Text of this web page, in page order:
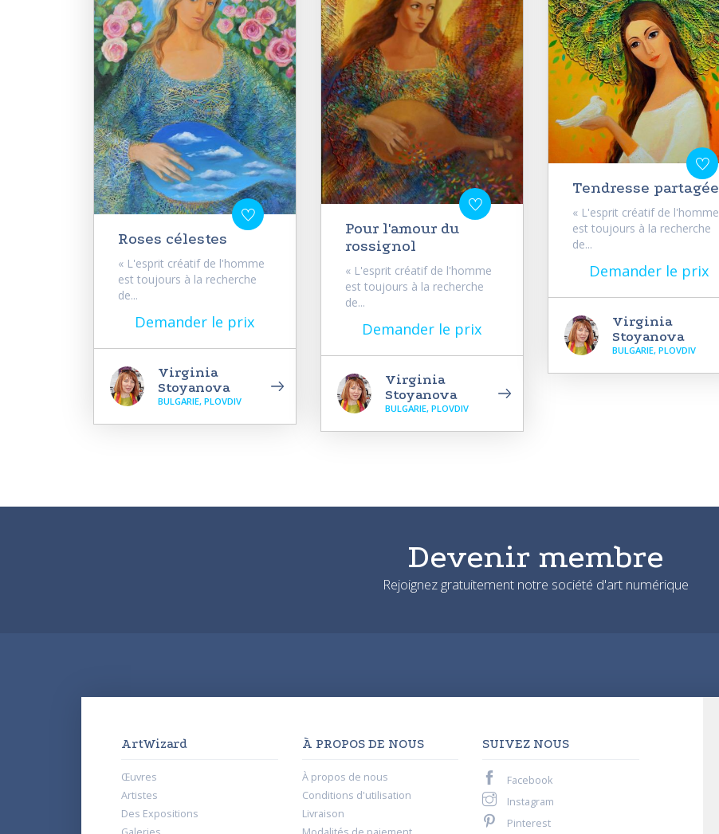
Roses célestes
« L'esprit créatif de l'homme
est toujours à la recherche
de...
Demander le prix
Virginia
Stoyanova
BULGARIE, PLOVDIV
Pour l'amour du
rossignol
« L'esprit créatif de l'homme
est toujours à la recherche
de...
Demander le prix
Virginia
Stoyanova
BULGARIE, PLOVDIV
Tendresse partagée
« L'esprit créatif de l'homme
est toujours à la recherche
de...
Demander le prix
Virginia
Stoyanova
BULGARIE, PLOVDIV
Devenir membre
Rejoignez gratuitement notre société d'art numérique
ArtWizard
Œuvres
Artistes
Des Expositions
À PROPOS DE NOUS
À propos de nous
Conditions d'utilisation
Livraison
SUIVEZ NOUS
Facebook
Instagram
Pinterest